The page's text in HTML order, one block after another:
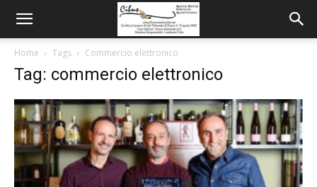
Home Tags Commercio elettronico
Tag: commercio elettronico